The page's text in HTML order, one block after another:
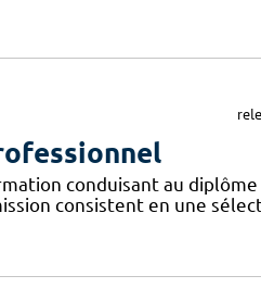
conduisant au diplôme
consistent en une